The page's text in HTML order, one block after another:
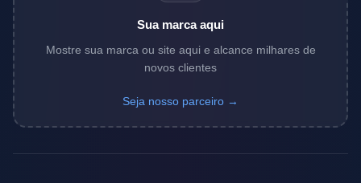
Sua marca aqui
Mostre sua marca ou site aqui e alcance milhares de
novos clientes
Seja nosso parceiro →